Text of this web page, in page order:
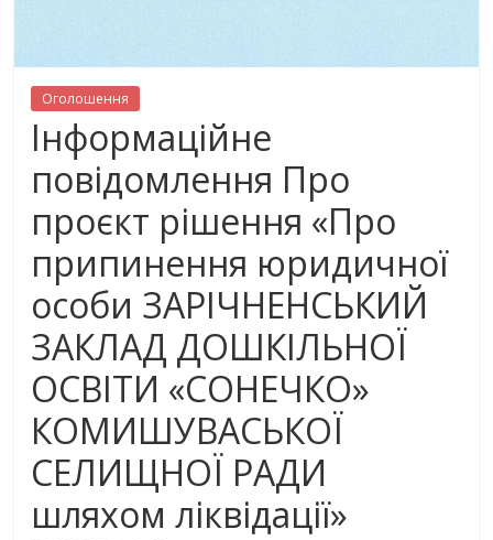
Оголошення
Інформаційне
повідомлення Про
проєкт рішення «Про
припинення юридичної
особи ЗАРІЧНЕНСЬКИЙ
ЗАКЛАД ДОШКІЛЬНОЇ
ОСВІТИ «СОНЕЧКО»
КОМИШУВАСЬКОЇ
СЕЛИЩНОЇ РАДИ
шляхом ліквідації»